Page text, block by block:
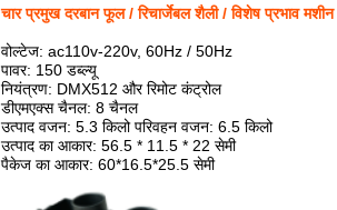
चार प्रमुख दरबान फूल / रिचार्जेबल शैली / विशेष प्रभाव मशीन
वोल्टेज: ac110v-220v, 60Hz / 50Hz
पावर: 150 डब्ल्यू
नियंत्रण: DMX512 और रिमोट कंट्रोल
डीएमएक्स चैनल: 8 चैनल
उत्पाद वजन: 5.3 किलो परिवहन वजन: 6.5 किलो
उत्पाद का आकार: 56.5 * 11.5 * 22 सेमी
पैकेज का आकार: 60*16.5*25.5 सेमी